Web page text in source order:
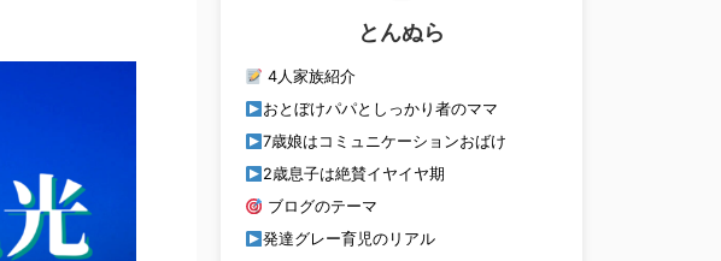
とんぬら
4人家族紹介
おとぼけパパとしっかり者のママ
7歳娘はコミュニケーションおばけ
2歳息子は絶賛イヤイヤ期
ブログのテーマ
発達グレー育児のリアル